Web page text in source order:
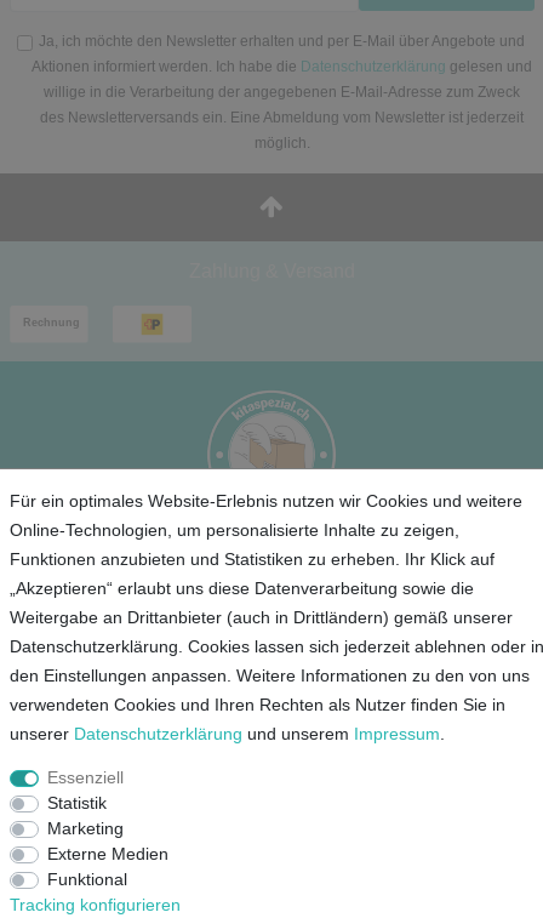
Ja, ich möchte den Newsletter erhalten und per E-Mail über Angebote und
Aktionen informiert werden. Ich habe die Datenschutzerklärung gelesen und
willige in die Verarbeitung der angegebenen E-Mail-Adresse zum Zweck
des Newsletterversands ein. Eine Abmeldung vom Newsletter ist jederzeit
möglich.
Für ein optimales Website-Erlebnis nutzen wir Cookies und weitere
Online-Technologien, um personalisierte Inhalte zu zeigen,
Funktionen anzubieten und Statistiken zu erheben. Ihr Klick auf
„Akzeptieren“ erlaubt uns diese Datenverarbeitung sowie die
Weitergabe an Drittanbieter (auch in Drittländern) gemäß unserer
Datenschutzerklärung. Cookies lassen sich jederzeit ablehnen oder in
den Einstellungen anpassen. Weitere Informationen zu den von uns
verwendeten Cookies und Ihren Rechten als Nutzer finden Sie in
unserer Daten­schutz­erklärung und unserem Impressum
Essenziell
Statistik
Marketing
Externe Medien
Funktional
Tracking konfigurieren
Service
Unternehmen
Kontakt
Impressum